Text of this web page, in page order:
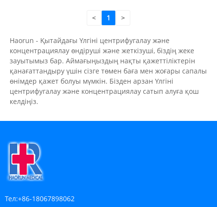
< 1 >
Haorun - Қытайдағы Үлгіні центрифугалау және
концентрациялау өндіруші және жеткізуші, біздің жеке
зауытымыз бар. Аймағыңыздың нақты қажеттіліктерін
қанағаттандыру үшін сізге төмен баға мен жоғары сапалы
өнімдер қажет болуы мүмкін. Бізден арзан Үлгіні
центрифугалау және концентрациялау сатып алуға қош
келдіңіз.
Тел:+86-18067898062